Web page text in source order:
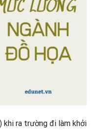
khi ra trường đi làm khởi